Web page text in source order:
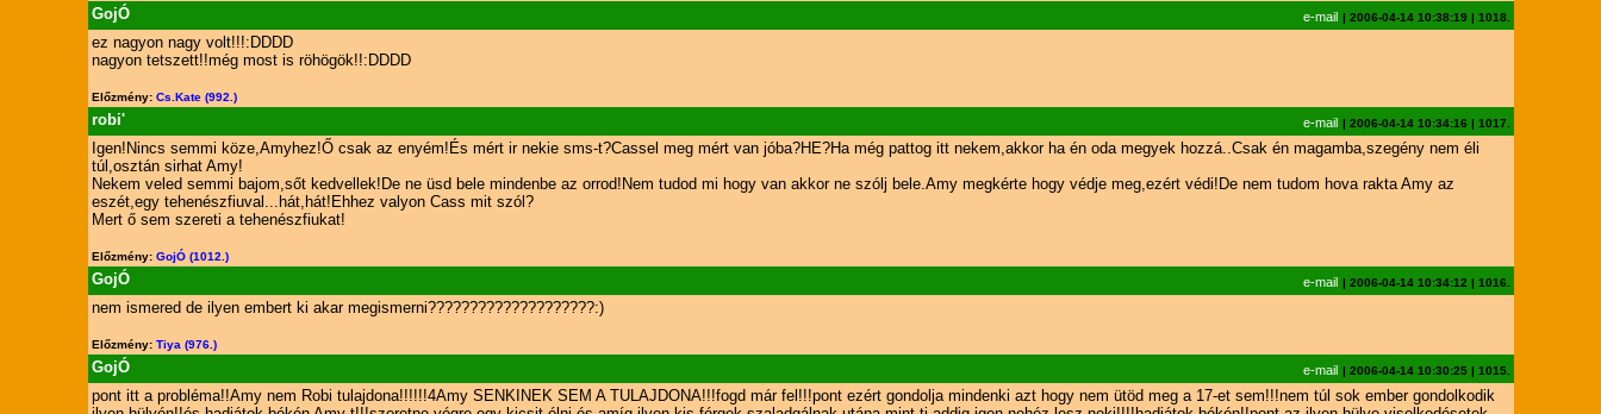
GojÓ e-mail | 2006-04-14 10:38:19 | 1018.
ez nagyon nagy volt!!!:DDDD
nagyon tetszett!!még most is röhögök!!:DDDD
Előzmény: Cs.Kate (992.)
robi' e-mail | 2006-04-14 10:34:16 | 1017.
Igen!Nincs semmi köze,Amyhez!Ő csak az enyém!És mért ir nekie sms-t?Cassel meg mért van jóba?HE?Ha még pattog itt nekem,akkor ha én oda megyek hozzá..Csak én magamba,szegény nem éli
túl,osztán sirhat Amy!
Nekem veled semmi bajom,sőt kedvellek!De ne üsd bele mindenbe az orrod!Nem tudod mi hogy van akkor ne szólj bele.Amy megkérte hogy védje meg,ezért védi!De nem tudom hova rakta Amy az
eszét,egy tehenészfiuval...hát,hát!Ehhez valyon Cass mit szól?
Mert ő sem szereti a tehenészfiukat!
Előzmény: GojÓ (1012.)
GojÓ e-mail | 2006-04-14 10:34:12 | 1016.
nem ismered de ilyen embert ki akar megismerni????????????????????:)
Előzmény: Tiya (976.)
GojÓ e-mail | 2006-04-14 10:30:25| 1015.
pont itt a probléma!!Amy nem Robi tulajdona!!!!!!4Amy SENKINEK SEM A TULAJDONA!!!fogd már fel!!!pont ezért gondolja mindenki azt hogy nem ütöd meg a 17-et sem!!!nem túl sok ember gondolkodik